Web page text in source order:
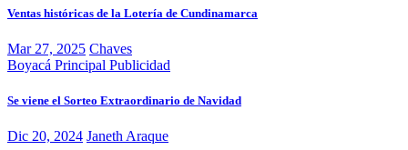
Ventas históricas de la Lotería de Cundinamarca
Mar 27, 2025 Chaves
Boyacá Principal Publicidad
Se viene el Sorteo Extraordinario de Navidad
Dic 20, 2024 Janeth Araque